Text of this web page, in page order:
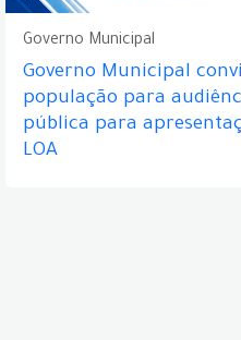
Governo Municipal
Governo Municipal
população para
pública para
LOA